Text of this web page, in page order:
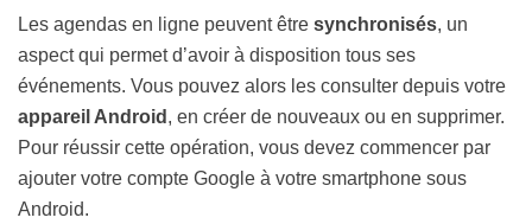
Les agendas en ligne peuvent être synchronisés, un
aspect qui permet d’avoir à disposition tous ses
événements. Vous pouvez alors les consulter depuis votre
appareil Android , en créer de nouveaux ou en supprimer.
Pour réussir cette opération, vous devez commencer par
ajouter votre compte Google à votre smartphone sous
Android.